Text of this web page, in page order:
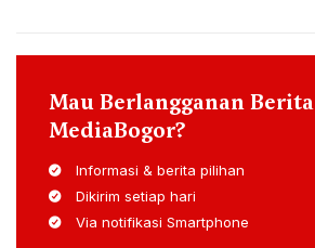
Mau Berlangganan Berita
MediaBogor?
Informasi & berita pilihan
Dikirim setiap hari
Via notifikasi Smartphone